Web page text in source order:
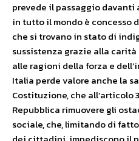
prevede il passaggio davanti
in tutto il mondo è concesso
che si trovano in stato di
sussistenza grazie alla
alle ragioni della forza e
Italia perde valore anche la
Costituzione, che all’articolo
Repubblica rimuovere gli
sociale, che, limitando di